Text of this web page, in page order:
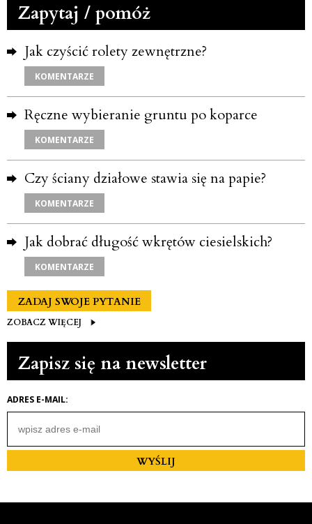
Zapytaj / pomóż
Jak czyścić rolety zewnętrzne?
KOMENTARZE
Ręczne wybieranie gruntu po koparce
KOMENTARZE
Czy ściany działowe stawia się na papie?
KOMENTARZE
Jak dobrać długość wkrętów ciesielskich?
KOMENTARZE
ZADAJ SWOJE PYTANIE
ZOBACZ WIĘCEJ
Zapisz się na newsletter
ADRES E-MAIL:
WYŚLIJ